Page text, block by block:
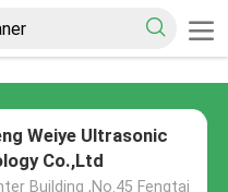
Weiye Ultrasonic
Co.,Ltd
Building ,No.45 Fengtai